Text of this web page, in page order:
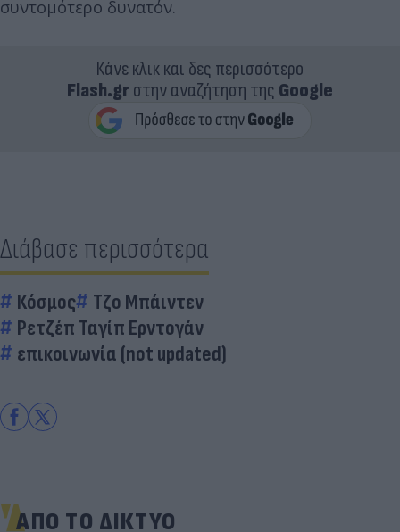
συντομότερο δυνατόν.
Κάνε κλικ και δες περισσότερο
Flash.grστην αναζήτηση της Google
Διάβασε περισσότερα
Κόσμος
Τζο Μπάιντεν
Ρετζέπ Ταγίπ Ερντογάν
επικοινωνία (not updated)
ΑΠΟ ΤΟ ΔΙΚΤΥΟ